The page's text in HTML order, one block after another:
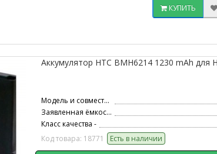
КУПИТЬ
Аккумулятор HTC BMH6214 1230 mAh для
Модель и совместимость -
Заявленная ёмкость -
Класс качества -
Код товара: 18771
Есть в наличии